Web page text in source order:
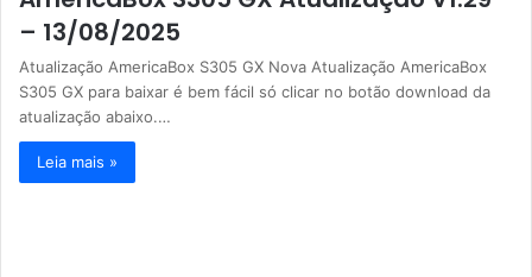
– 13/08/2025
Atualização AmericaBox S305 GX Nova Atualização AmericaBox
S305 GX para baixar é bem fácil só clicar no botão download da
atualização abaixo.…
Leia mais »